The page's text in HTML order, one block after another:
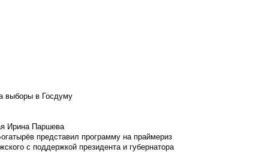
выборы в Госдуму
Ирина Паршева
представил программу на праймериз
с поддержкой президента и губернатора